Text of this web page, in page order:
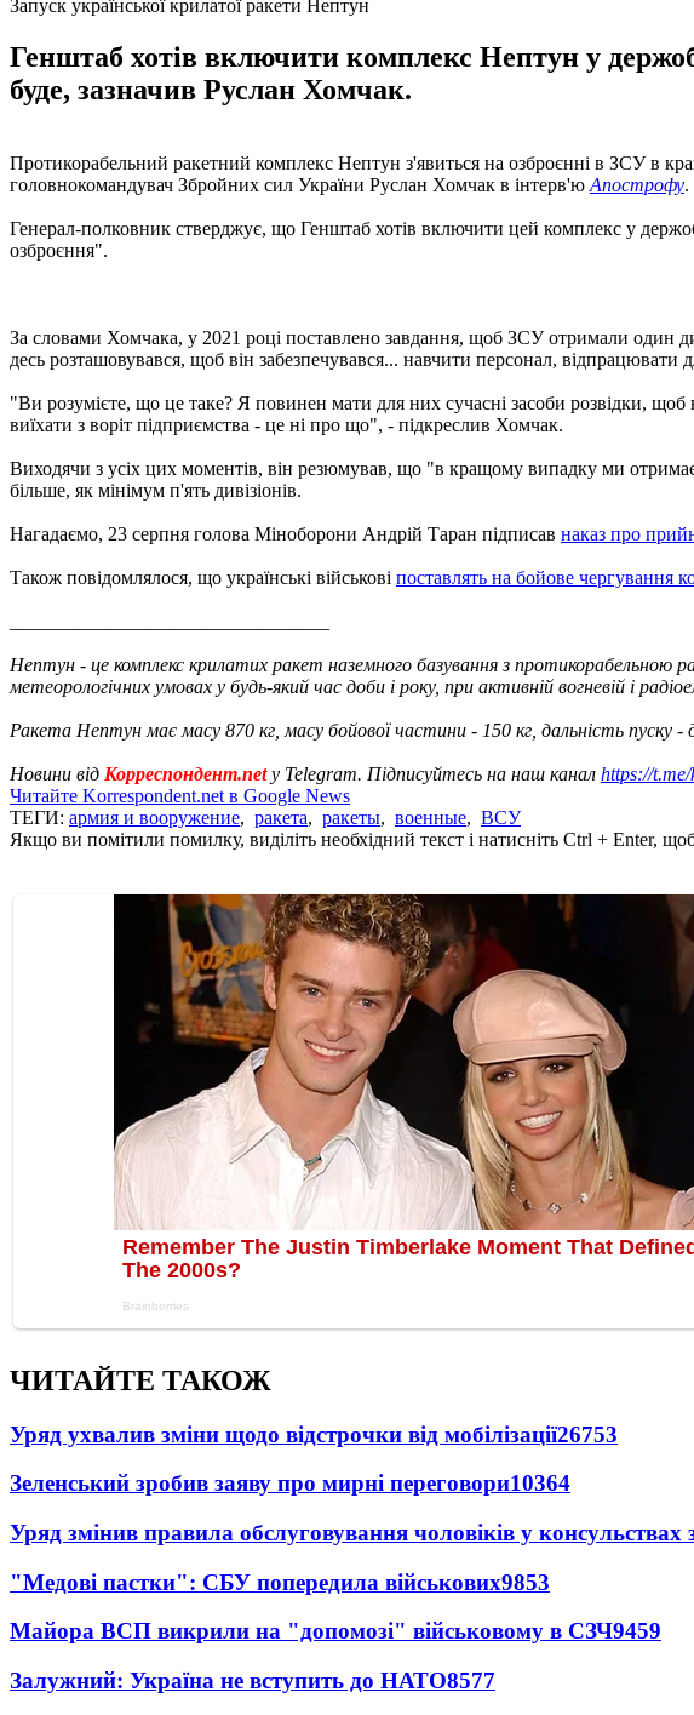
Запуск української крилатої ракети Нептун
Генштаб хотів включити комплекс Нептун у
буде, зазначив Руслан Хомчак.
Протикорабельний ракетний комплекс Нептун з'явиться на озброєнні в ЗСУ в
головнокомандувач Збройних сил України Руслан Хомчак в інтерв'ю Апострофу.
Генерал-полковник стверджує, що Генштаб хотів включити цей комплекс у
озброєння".
За словами Хомчака, у 2021 році поставлено завдання, щоб ЗСУ отримали один
десь розташовувався, щоб він забезпечувався... навчити персонал, відпрацювати
"Ви розумієте, що це таке? Я повинен мати для них сучасні засоби розвідки, щоб
виїхати з воріт підприємства - це ні про що", - підкреслив Хомчак.
Виходячи з усіх цих моментів, він резюмував, що "в кращому випадку ми
більше, як мінімум п'ять дивізіонів.
Нагадаємо, 23 серпня голова Міноборони Андрій Таран підписав наказ про
Також повідомлялося, що українські військові поставлять на бойове чергування
Нептун - це комплекс крилатих ракет наземного базування з протикорабельною
метеорологічних умовах у будь-який час доби і року, при активній вогневій і
Ракета Нептун має масу 870 кг, масу бойової частини - 150 кг, дальність пуску
Новини від Корреспондент.netу Telegram. Підписуйтесь на наш канал https://
Читайте Korrespondent.net в Google News
ТЕГИ: армия и вооружение, ракета, ракеты, военные, ВСУ
Якщо ви помітили помилку, виділіть необхідний текст і натисніть Ctrl + Enter,
ЧИТАЙТЕ ТАКОЖ
Уряд ухвалив зміни щодо відстрочки від мобілізації26753
Зеленський зробив заяву про мирні переговори10364
Уряд змінив правила обслуговування чоловіків у
"Медові пастки": СБУ попередила військових9853
Майора ВСП викрили на "допомозі" військовому в СЗЧ9459
Залужний: Україна не вступить до НАТО8577